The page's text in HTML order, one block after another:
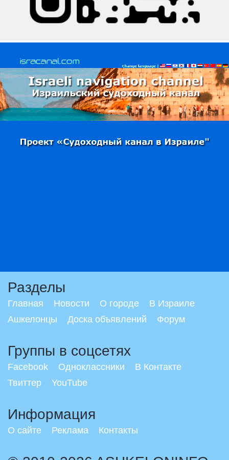
Разделы
Главная Новости О городе
В Израиле
Ашкелонцы
Доска объявлений Форум
Группы в соцсетях
Facebook Одноклассники
В Контакте
Твиттер
YouTube
Информация
О сайте Реклама Контакты